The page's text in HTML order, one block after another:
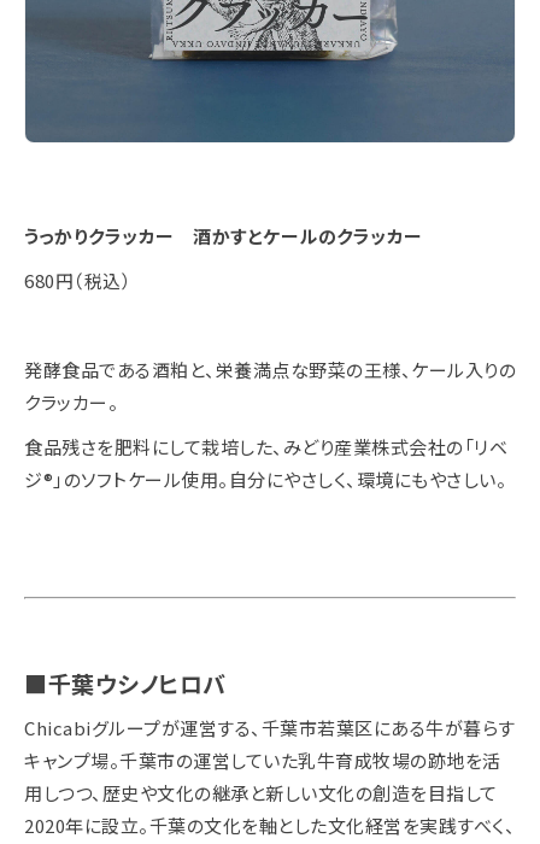
うっかりクラッカー 酒かすとケールのクラッカー
680円（税込）
発酵食品である酒粕と、栄養満点な野菜の王様、ケール入りの
クラッカー。
食品残さを肥料にして栽培した、みどり産業株式会社の「リベ
ジ®」のソフトケール使用。自分にやさしく、環境にもやさしい。
■千葉ウシノヒロバ
Chicabiグループが運営する、千葉市若葉区にある牛が暮らす
キャンプ場。千葉市の運営していた乳牛育成牧場の跡地を活
用しつつ、歴史や文化の継承と新しい文化の創造を目指して
2020年に設立。千葉の文化を軸とした文化経営を実践すべく、